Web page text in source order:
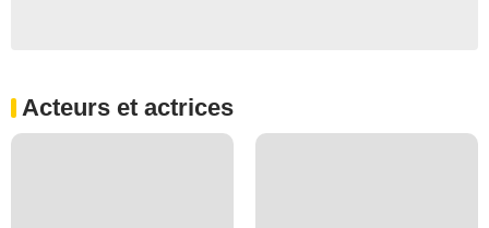
Acteurs et actrices